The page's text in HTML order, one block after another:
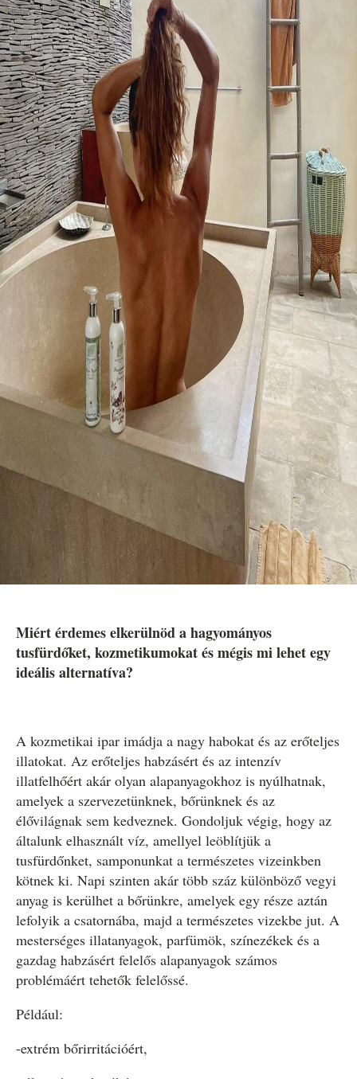
Miért érdemes elkerülnöd a hagyományos
tusfürdőket, kozmetikumokat és mégis mi lehet egy
ideális alternatíva?
A kozmetikai ipar imádja a nagy habokat és az erőteljes
illatokat. Az erőteljes habzásért és az intenzív
illatfelhőért akár olyan alapanyagokhoz is nyúlhatnak,
amelyek a szervezetünknek, bőrünknek és az
élővilágnak sem kedveznek. Gondoljuk végig, hogy az
általunk elhasznált víz, amellyel leöblítjük a
tusfürdőnket, samponunkat a természetes vizeinkben
kötnek ki. Napi szinten akár több száz különböző vegyi
anyag is kerülhet a bőrünkre, amelyek egy része aztán
lefolyik a csatornába, majd a természetes vizekbe jut. A
mesterséges illatanyagok, parfümök, színezékek és a
gazdag habzásért felelős alapanyagok számos
problémáért tehetők felelőssé.
Például:
-extrém bőrirritációért,